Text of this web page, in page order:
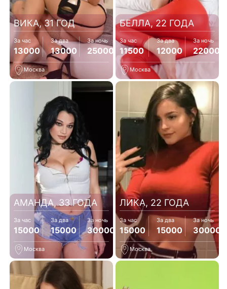
ВИКА, 31 ГОД
За час
13000
За два
13000
За ночь
25000
Москва
БЕЛЛА, 22 ГОДА
За час
11500
За два
12000
За ночь
22000
Москва
АМАНДА, 33 ГОДА
За час
15000
За два
15000
За ночь
30000
Москва
ЛИКА, 22 ГОДА
За час
15000
За два
15000
За ночь
30000
Москва